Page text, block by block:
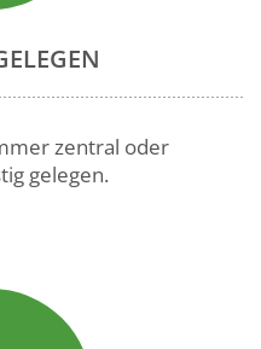
zentral oder
gelegen.